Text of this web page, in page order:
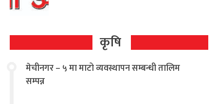
कृषि
मेचीनगर – ५ मा माटो व्यवस्थापन सम्बन्धी तालिम
सम्पन्न